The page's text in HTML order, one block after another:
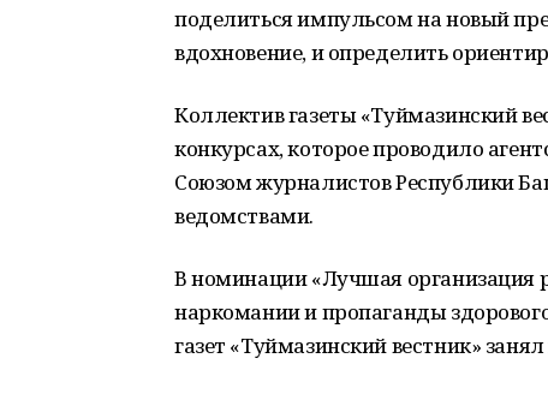
поделиться импульсом на новый
вдохновение, и определить
Коллектив газеты «Туймазинский
конкурсах, которое проводило
Союзом журналистов Республики
ведомствами.
В номинации «Лучшая
наркомании и пропаганды
газет «Туймазинский вестник»